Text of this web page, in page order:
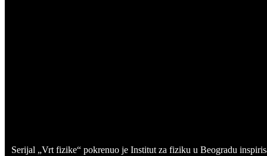
Serijal „Vrt fizike“ pokrenuo je Institut za fiziku u Beogradu